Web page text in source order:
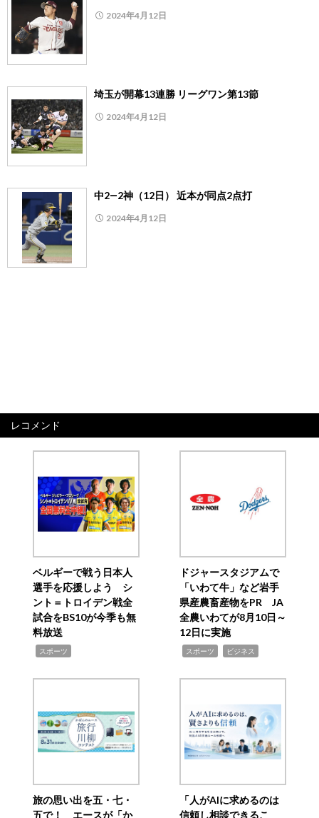
2024年4月12日
埼玉が開幕13連勝 リーグワン第13節
2024年4月12日
中2―2神（12日） 近本が同点2点打
2024年4月12日
レコメンド
ベルギーで戦う日本人
選手を応援しよう シ
ント＝トロイデン戦全
試合をBS10が今季も無
料放送
スポーツ
ドジャースタジアムで
「いわて牛」など岩手
県産農畜産物をPR JA
全農いわてが8月10日～
12日に実施
スポーツ ビジネス
旅の思い出を五・七・
五で！ エースが「か
「人がAIに求めるのは
信頼し相談できるこ